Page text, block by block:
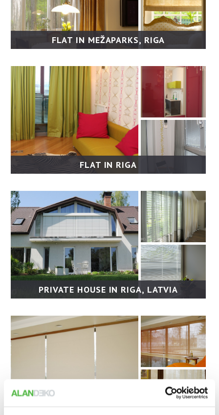
FLAT IN MEŽAPARKS, RIGA
FLAT IN RIGA
PRIVATE HOUSE IN RIGA, LATVIA